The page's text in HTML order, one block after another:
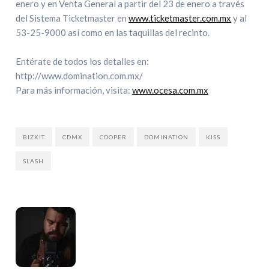
enero y en Venta General a partir del 23 de enero a través
del Sistema Ticketmaster enwww.ticketmaster.com.mx y al
53-25-9000 así como en las taquillas del recinto.
Entérate de todos los detalles en:
http://www.domination.com.mx/
Para más información, visita:www.ocesa.com.mx
BIZKIT CDMX COOPER DOMINATION KISS
SLASH